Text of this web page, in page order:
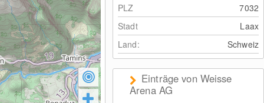
PLZ
7032
Stadt
Laax
Land:
Schweiz
Einträge von Weisse
Arena AG